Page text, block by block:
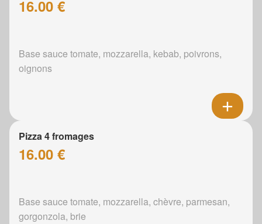
16.00 €
Base sauce tomate, mozzarella, kebab, poivrons,
oignons
Pizza 4 fromages
16.00 €
Base sauce tomate, mozzarella, chèvre, parmesan,
gorgonzola, brie